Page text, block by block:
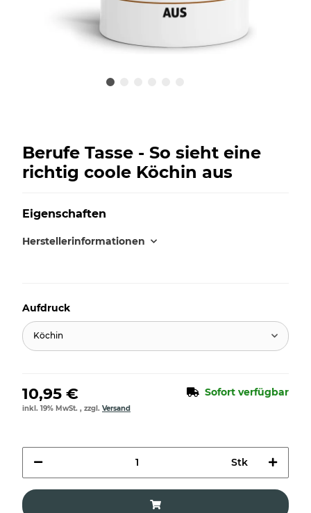
Berufe Tasse - So sieht eine
richtig coole Köchin aus
Eigenschaften
Herstellerinformationen
Aufdruck
Köchin
10,95 € Sofort verfügbar
inkl. 19% MwSt. , zzgl. Versand
Stk